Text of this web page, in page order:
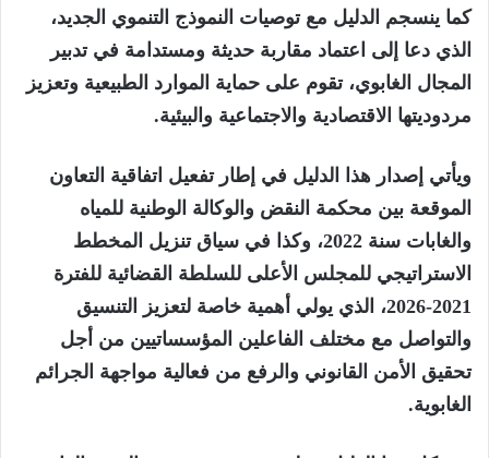
كما ينسجم الدليل مع توصيات النموذج التنموي الجديد،
الذي دعا إلى اعتماد مقاربة حديثة ومستدامة في تدبير
المجال الغابوي، تقوم على حماية الموارد الطبيعية وتعزيز
مردوديتها الاقتصادية والاجتماعية والبيئية.
ويأتي إصدار هذا الدليل في إطار تفعيل اتفاقية التعاون
الموقعة بين محكمة النقض والوكالة الوطنية للمياه
والغابات سنة 2022، وكذا في سياق تنزيل المخطط
الاستراتيجي للمجلس الأعلى للسلطة القضائية للفترة
2021-2026، الذي يولي أهمية خاصة لتعزيز التنسيق
والتواصل مع مختلف الفاعلين المؤسساتيين من أجل
تحقيق الأمن القانوني والرفع من فعالية مواجهة الجرائم
الغابوية.